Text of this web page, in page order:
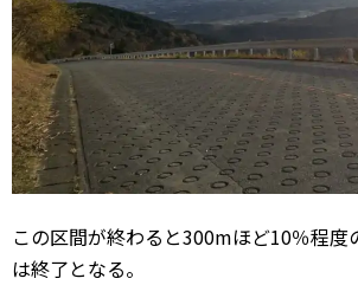
この区間が終わると300mほど10％程度
は終了となる。